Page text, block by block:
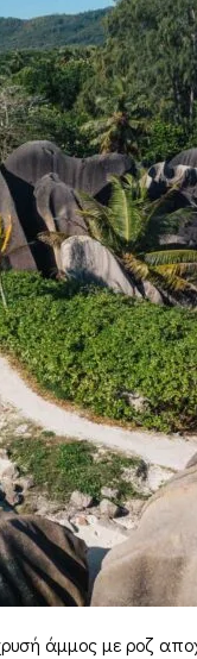
άμμος με ροζ